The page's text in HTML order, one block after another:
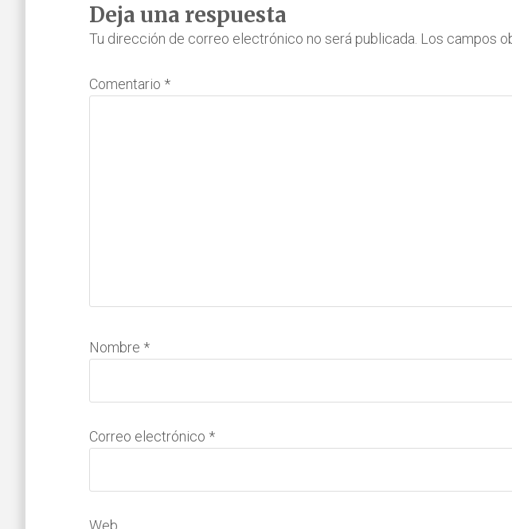
Interacciones
lectores
Deja una respuesta
Tu dirección de correo electrónico no será publicada. Los campos
Comentario *
Nombre *
Correo electrónico *
Web